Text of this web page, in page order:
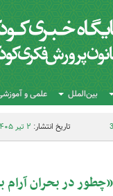
بین‌الملل علمی و
تاریخ انتشار: ۲ تیر ۱۴۰۵ - ۱۱:۲۵
در بحران آرام